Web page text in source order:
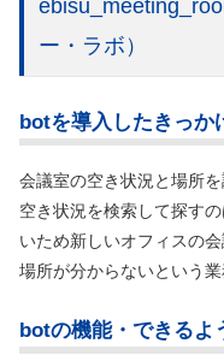
ー・ラボ）
botを導入したきっか
会議室の空き状況と場所
空き状況を検索して探す
いため新しいオフィスの
場所が分からないという
botの機能・できるよ